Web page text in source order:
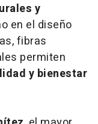
y
en el diseño
fibras
permiten
y bienestar